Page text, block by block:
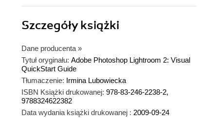
Szczegółyksiążki
Dane producenta »
Tytuł oryginału: Adobe Photoshop Lightroom 2: Visual
QuickStart Guide
Tłumaczenie: Irmina Lubowiecka
ISBN Książki drukowanej: 978-83-246-2238-2,
9788324622382
Data wydania książki drukowanej : 2009-09-24